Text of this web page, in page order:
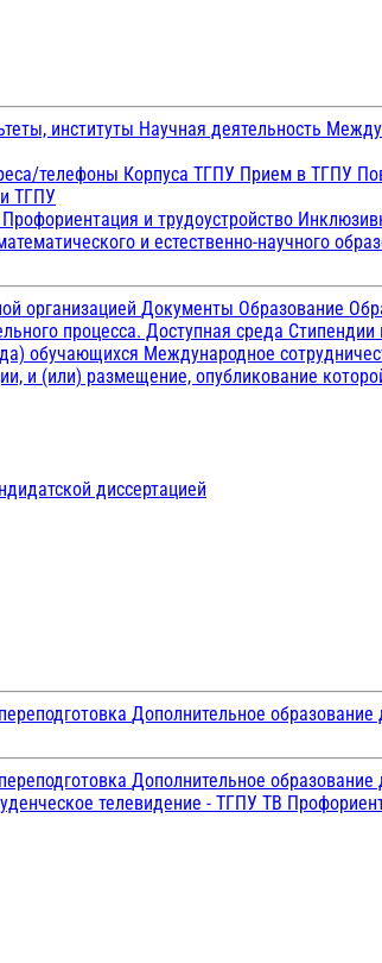
институты Научная деятельность
телефоны Корпуса ТГПУ Прием в ТГПУ
ТГПУ
Профориентация и трудоустройство
и естественно-научного
организацией Документы Образование
процесса. Доступная среда
обучающихся Международное
и (или) размещение, опубликование
диссертацией
Дополнительное образование
Дополнительное образование
телевидение - ТГПУ ТВ